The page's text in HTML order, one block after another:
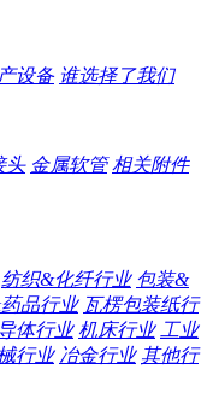
设备 谁选择了我们
头 金属软管 相关附件
纺织&化纤行业 包装&
品行业 瓦楞包装纸行
体行业 机床行业 工业
行业 冶金行业 其他行